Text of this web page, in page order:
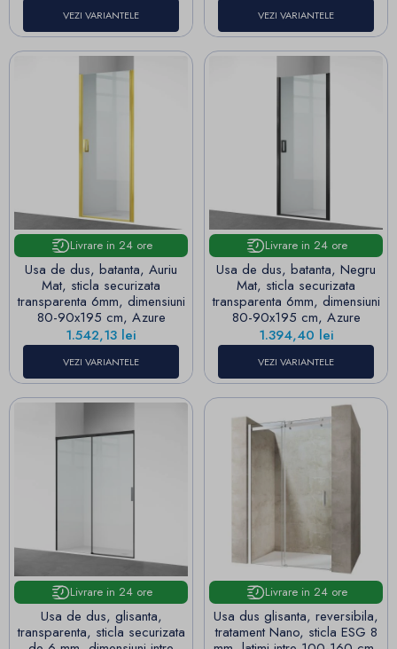
VEZI VARIANTELE VEZI VARIANTELE
Livrare in 24 ore
Usa de dus, batanta, Auriu
Mat, sticla securizata
transparenta 6mm, dimensiuni
80-90x195 cm, Azure
Pret
1.542,13 lei
VEZI VARIANTELE
Livrare in 24 ore
Usa de dus, batanta, Negru
Mat, sticla securizata
transparenta 6mm, dimensiuni
80-90x195 cm, Azure
Pret
1.394,40 lei
VEZI VARIANTELE
Livrare in 24 ore
Usa de dus, glisanta,
transparenta, sticla securizata
Livrare in 24 ore
Usa dus glisanta, reversibila,
tratament Nano, sticla ESG 8